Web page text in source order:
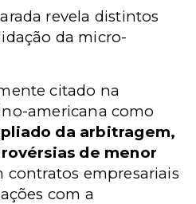
revela distintos
da micro-
citado na
americana como
da arbitragem,
de menor
contratos empresariais
com a